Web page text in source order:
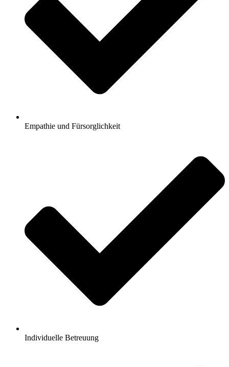
Empathie und Fürsorglichkeit
Individuelle Betreuung